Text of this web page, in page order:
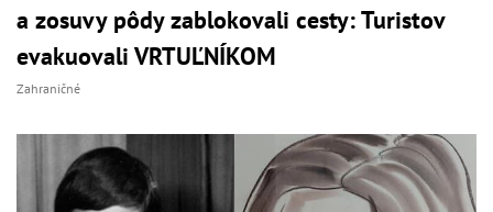
a zosuvy pôdy zablokovali cesty: Turistov
evakuovali VRTUĽNÍKOM
Zahraničné